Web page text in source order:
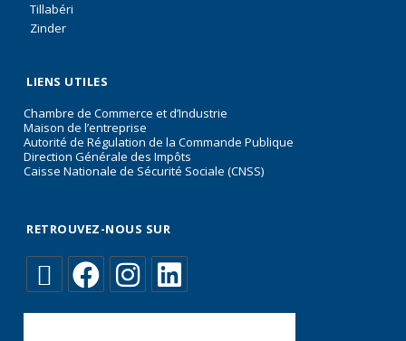
Tillabéri
Zinder
LIENS UTILES
Chambre de Commerce et d’Industrie
Maison de l’entreprise
Autorité de Régulation de la Commande Publique
Direction Générale des Impôts
Caisse Nationale de Sécurité Sociale (CNSS)
RETROUVEZ-NOUS SUR